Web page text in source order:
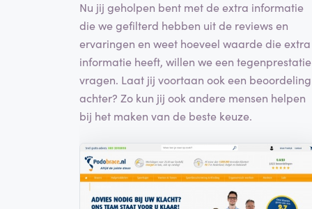
Nu jij geholpen bent met de extra informatie
die we gefilterd hebben uit de reviews en
ervaringen en weet hoeveel waarde die extra
informatie heeft, willen we een tegenprestatie
vragen. Laat jij voortaan ook een beoordeling
achter? Zo kun jij ook andere mensen helpen
bij het maken van de beste keuze.